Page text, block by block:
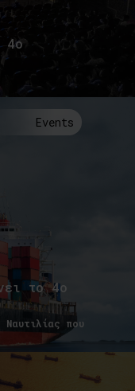
4ο
Events
το 4ο
Ναυτιλίας που